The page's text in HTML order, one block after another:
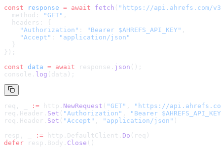
const response = await fetch ( " https://api.ahrefs.com/
  method:
"GET" ,
  headers: {
    "Authorization"
: "Bearer $AHREFS_API_KEY" ,
    "Accept"
:
"application/json"
  }
});
const data = await response. json ();
console. log (data);
req, _ := http. NewRequest ( "GET" , " https://
req.Header. Set ( "Authorization" ,
"Bearer
req.Header. Set ( "Accept" , "application/json" )
resp, _
:= http.DefaultClient. Do (req)
defer resp.Body. Close ()